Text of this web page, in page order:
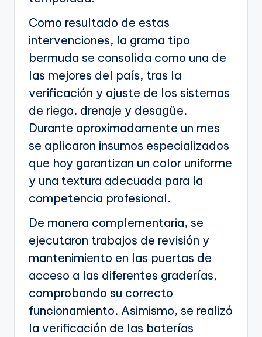
Como resultado de estas
intervenciones, la grama tipo
bermuda se consolida como una de
las mejores del país, tras la
verificación y ajuste de los sistemas
de riego, drenaje y desagüe.
Durante aproximadamente un mes
se aplicaron insumos especializados
que hoy garantizan un color uniforme
y una textura adecuada para la
competencia profesional.
De manera complementaria, se
ejecutaron trabajos de revisión y
mantenimiento en las puertas de
acceso a las diferentes graderías,
comprobando su correcto
funcionamiento. Asimismo, se realizó
la verificación de las baterías